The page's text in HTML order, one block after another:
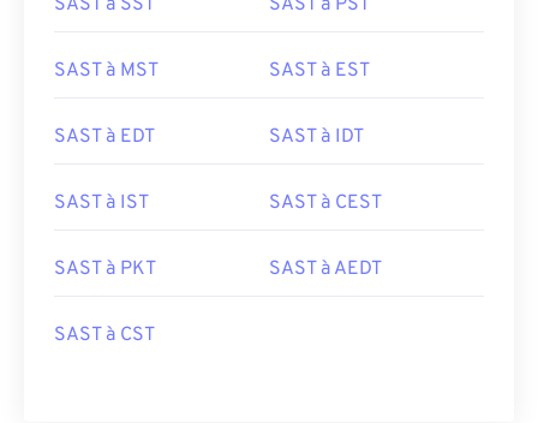
SAST à SST SAST à PST
SAST à MST SAST à EST
SAST à EDT SAST à IDT
SAST à IST SAST à CEST
SAST à PKT SAST à AEDT
SAST à CST